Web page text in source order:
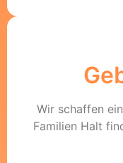
Wir schaffen
Familien Halt